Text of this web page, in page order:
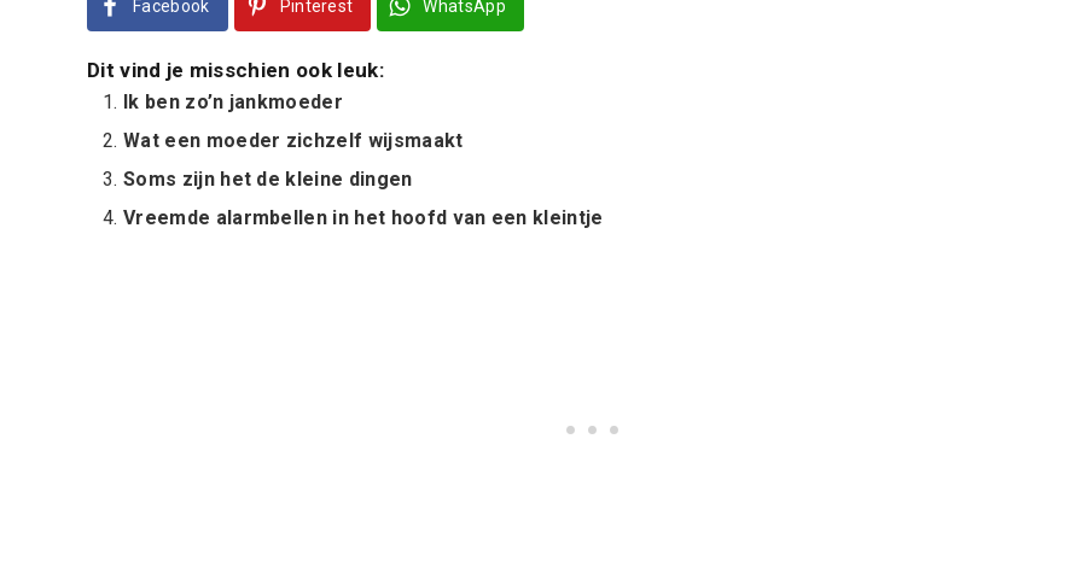
Facebook Pinterest WhatsApp
Dit vind je misschien ook leuk:
Ik ben zo’n jankmoeder
Wat een moeder zichzelf wijsmaakt
Soms zijn het de kleine dingen
Vreemde alarmbellen in het hoofd van een kleintje